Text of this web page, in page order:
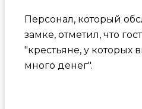
Персонал, который
замке, отметил, что
"крестьяне, у которых
много денег".